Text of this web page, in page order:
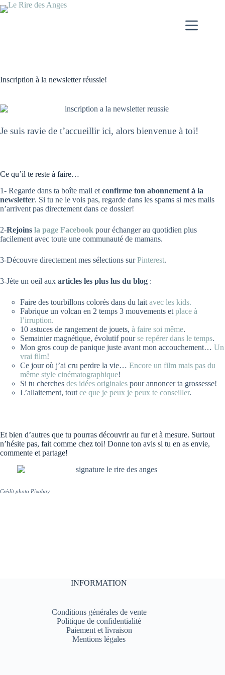
Passer
au
Inscription à la newsletter réussie!
Je suis ravie de t’accueillir ici, alors bienvenue à toi!
Ce qu’il te reste à faire…
1- Regarde dans ta boîte mail et confirme ton abonnement à la
newsletter. Si tu ne le vois pas, regarde dans les spams si mes mails
n’arrivent pas directement dans ce dossier!
2-Rejoins la page Facebook pour échanger au quotidien plus
facilement avec toute une communauté de mamans.
3-Découvre directement mes sélections surPinterest.
3-Jète un oeil aux articles les plus lus du blog :
Faire des tourbillons colorés dans du lait avec les kids.
Fabrique un volcan en 2 temps 3 mouvements et place à
l’irruption.
10 astuces de rangement de jouets, à faire soi même.
Semainier magnétique, évolutif pourse repérer dans le temps.
Mon gros coup de panique juste avant mon accouchement… Un
vrai film!
Ce jour où j’ai cru perdre la vie… Encore un film mais pas du
même style cinématographique!
Si tu cherches des idées originales pour annoncer ta grossesse!
L’allaitement, tout ce que je peux je peux te conseiller.
Et bien d’autres que tu pourras découvrir au fur et à mesure. Surtout
n’hésite pas, fait comme chez toi! Donne ton avis si tu en as envie,
commente et partage!
Crédit photo Pixabay
INFORMATION
Conditions générales de vente
Politique de confidentialité
Paiement et livraison
Mentions légales